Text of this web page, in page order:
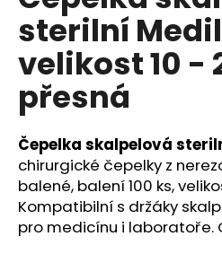
z
5
hvězdiček.
sterilní
velikost 10 -
přesná
Čepelka skalpelová
chirurgické čepelky z
balené, balení 100 ks,
Kompatibilní s držáky
pro medicínu i laboratoře.
a
j
í
t
?
HLEDAT